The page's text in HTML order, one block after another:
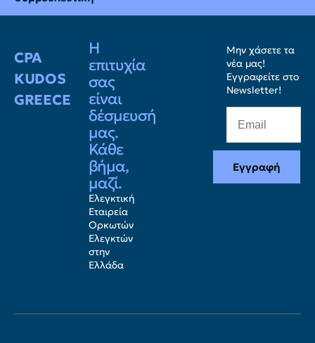
CPA
KUDOS
GREECE
Η
επιτυχία
σας
είναι
δέσμευσή
μας.
Κάθε
βήμα,
μαζί.
Ελεγκτική
Εταιρεία
Ορκωτών
Ελεγκτών
στην
Ελλάδα
Μην χάσετε τα
νέα μας!
Εγγραφείτε στο
Newsletter!
Εγγραφή